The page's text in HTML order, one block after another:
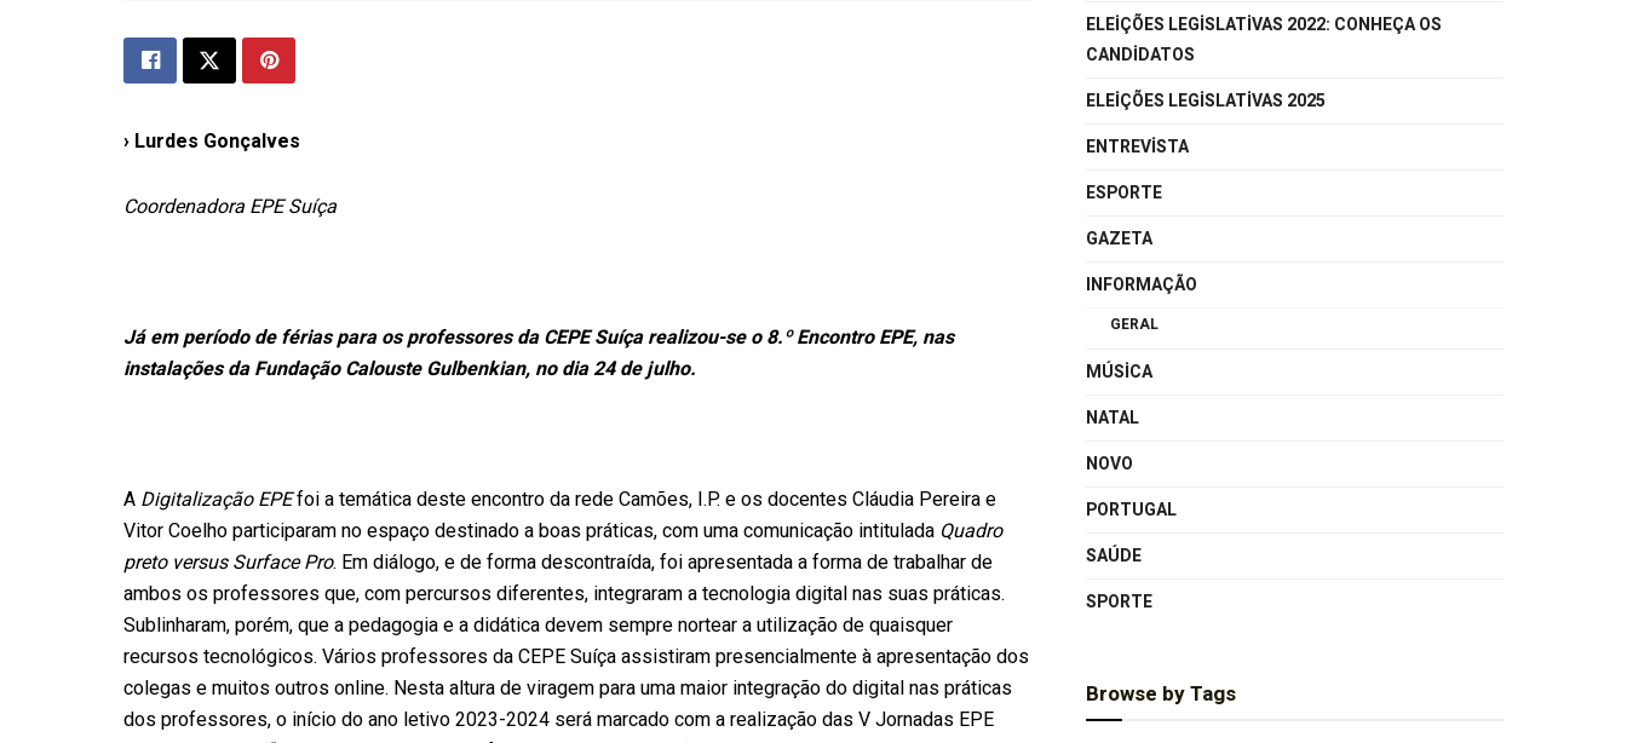
› Lurdes Gonçalves
Coordenadora EPE Suíça
Já em período de férias para os professores da CEPE Suíça realizou-se o 8.º Encontro EPE, nas
instalações da Fundação Calouste Gulbenkian, no dia 24 de julho.
A Digitalização EPEfoi a temática deste encontro da rede Camões, I.P. e os docentes Cláudia Pereira e
Vitor Coelho participaram no espaço destinado a boas práticas, com uma comunicação intitulada Quadro
preto versus Surface Pro. Em diálogo, e de forma descontraída, foi apresentada a forma de trabalhar de
ambos os professores que, com percursos diferentes, integraram a tecnologia digital nas suas práticas.
Sublinharam, porém, que a pedagogia e a didática devem sempre nortear a utilização de quaisquer
recursos tecnológicos. Vários professores da CEPE Suíça assistiram presencialmente à apresentação dos
colegas e muitos outros online. Nesta altura de viragem para uma maior integração do digital nas práticas
dos professores, o início do ano letivo 2023-2024 será marcado com a realização das V Jornadas EPE
ELEIÇÕES LEGISLATIVAS 2022: CONHEÇA OS
CANDIDATOS
ELEIÇÕES LEGISLATIVAS 2025
ENTREVISTA
ESPORTE
GAZETA
INFORMAÇÃO
GERAL
MÚSICA
NATAL
NOVO
PORTUGAL
SAÚDE
SPORTE
Browse by Tags